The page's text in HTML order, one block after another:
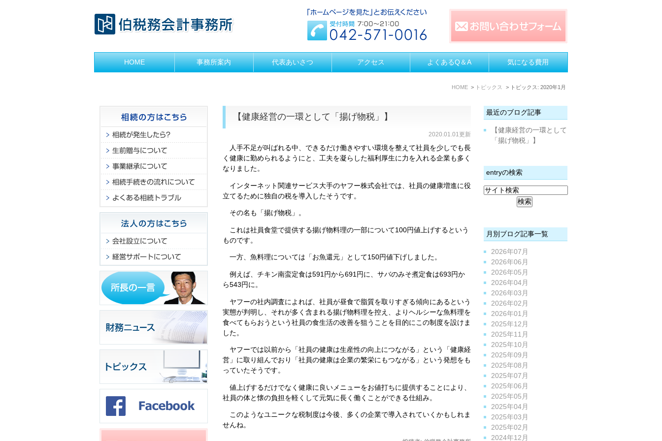
HOME 事務所案内 代表あいさつ アクセス よくあるQ＆A 気になる費用
HOME トピックス トピックス: 2020年1月
【健康経営の一環として「揚げ物税」】
2020.01.01更新
人手不足が叫ばれる中、できるだけ働きやすい環境を整えて社員を少しでも長
く健康に勤められるようにと、工夫を凝らした福利厚生に力を入れる企業も多く
なりました。
インターネット関連サービス大手のヤフー株式会社では、社員の健康増進に役
立てるために独自の税を導入したそうです。
その名も「揚げ物税」。
これは社員食堂で提供する揚げ物料理の一部について100円値上げするという
ものです。
一方、魚料理については「お魚還元」として150円値下げしました。
例えば、チキン南蛮定食は591円から691円に、サバのみそ煮定食は693円か
ら543円に。
ヤフーの社内調査によれば、社員が昼食で脂質を取りすぎる傾向にあるという
実態が判明し、それが多く含まれる揚げ物料理を控え、よりヘルシーな魚料理を
食べてもらおうという社員の食生活の改善を狙うことを目的にこの制度を設けま
した。
ヤフーでは以前から「社員の健康は生産性の向上につながる」という「健康経
営」に取り組んでおり「社員の健康は企業の繁栄にもつながる」という発想をも
っていたそうです。
値上げするだけでなく健康に良いメニューをお値打ちに提供することにより、
社員の体と懐の負担を軽くして元気に長く働くことができる仕組み。
このようなユニークな税制度は今後、多くの企業で導入されていくかもしれま
せんね。
最近のブログ記事
【健康経営の一環として
「揚げ物税」】
entryの検索
月別ブログ記事一覧
2026年07月
2026年06月
2026年05月
2026年04月
2026年03月
2026年02月
2026年01月
2025年12月
2025年11月
2025年10月
2025年09月
2025年08月
2025年07月
2025年06月
2025年05月
2025年04月
2025年03月
2025年02月
2024年12月